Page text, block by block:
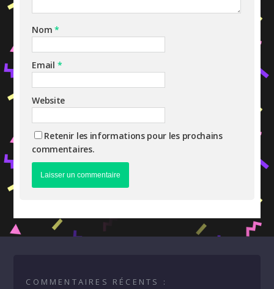
Nom*
Email *
Website
Retenir les informations pour les prochains
commentaires.
COMMENTAIRES RÉCENTS :